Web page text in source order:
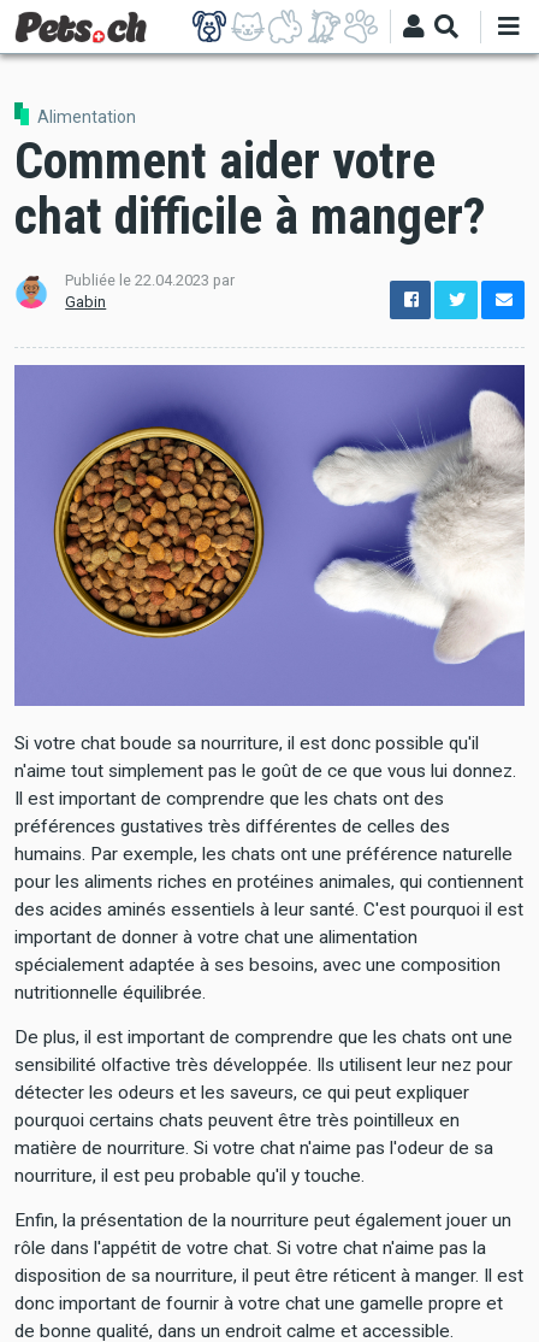
Aller
au
contenu
Alimentation
Comment aider votre
chat difficile à manger?
Publiée le22.04.2023 par
Gabin
configuration
Si votre chat boude sa nourriture, il est donc possible qu'il
n'aime tout simplement pas le goût de ce que vous lui donnez.
Il est important de comprendre que les chats ont des
préférences gustatives très différentes de celles des
humains. Par exemple, les chats ont une préférence naturelle
pour les aliments riches en protéines animales, qui contiennent
des acides aminés essentiels à leur santé. C'est pourquoi il est
important de donner à votre chat une alimentation
spécialement adaptée à ses besoins, avec une composition
nutritionnelle équilibrée.
De plus, il est important de comprendre que les chats ont une
sensibilité olfactive très développée. Ils utilisent leur nez pour
détecter les odeurs et les saveurs, ce qui peut expliquer
pourquoi certains chats peuvent être très pointilleux en
matière de nourriture. Si votre chat n'aime pas l'odeur de sa
nourriture, il est peu probable qu'il y touche.
Enfin, la présentation de la nourriture peut également jouer un
rôle dans l'appétit de votre chat. Si votre chat n'aime pas la
disposition de sa nourriture, il peut être réticent à manger. Il est
donc important de fournir à votre chat une gamelle propre et
de bonne qualité, dans un endroit calme et accessible.